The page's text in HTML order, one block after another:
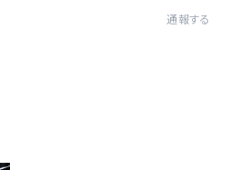
通報する